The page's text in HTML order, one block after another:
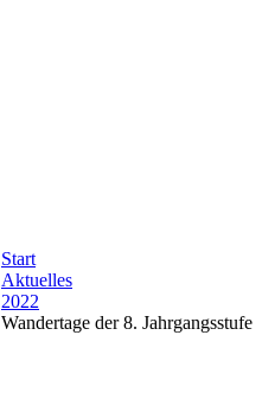
Start
Aktuelles
2022
Wandertage der 8. Jahrgangsstufe